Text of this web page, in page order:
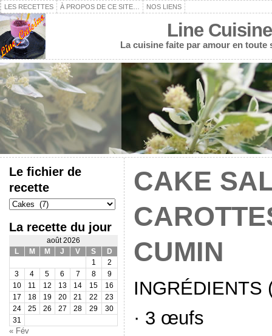
LES RECETTES À PROPOS DE CE SITE… NOS LIENS
Line Cuisine
La cuisine faite par amour en
Le fichier de
recette
Le
fichier
recette
La recette du jour
août 2026
L
M M J V S
D
1
2
3
4 5 6 7 8
9
10
11 12 13 14 15
16
17
18 19 20 21 22
23
24
25 26 27 28 29
30
31
« Fév
CAKE
CUMIN
INGRÉDIENTS
· 3 œufs